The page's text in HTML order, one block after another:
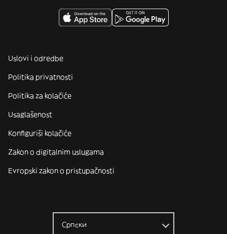
Uslovi i odredbe
Politika privatnosti
Politika za kolačiće
Usaglašenost
Konfiguriši kolačiće
Zakon o digitalnim uslugama
Evropski zakon o pristupačnosti